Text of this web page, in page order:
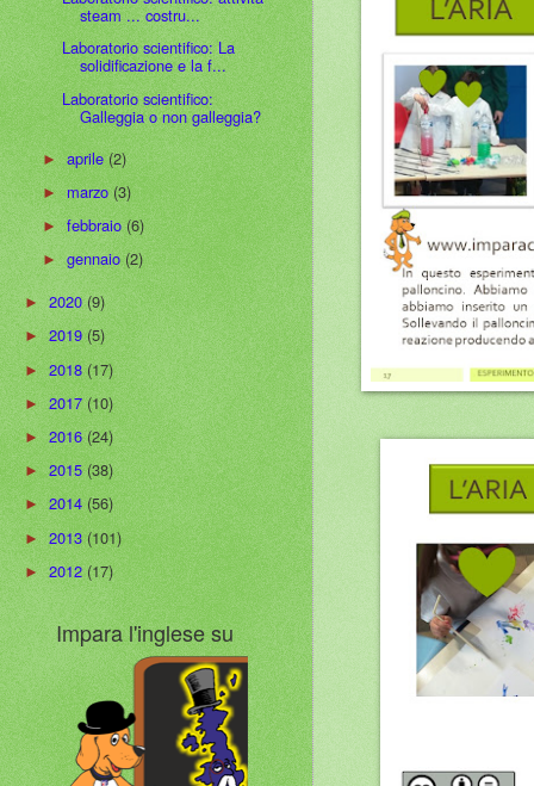
steam ... costru...
Laboratorio scientifico: La
solidificazione e la f...
Laboratorio scientifico:
Galleggia o non galleggia?
►aprile(2)
►marzo(3)
►febbraio(6)
►gennaio(2)
► 2020(9)
►2019(5)
►2018(17)
►2017(10)
►2016(24)
►2015(38)
►2014(56)
►2013(101)
►2012(17)
Impara l'inglese su